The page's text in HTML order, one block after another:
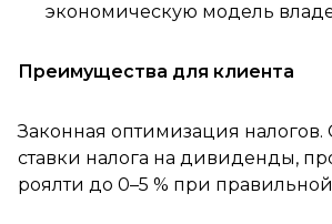
экономическую модель
Преимущества для клиента
Законная оптимизация
ставки налога на дивиденды,
роялти до 0–5 % при